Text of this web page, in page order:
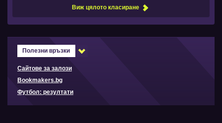
Виж цялото класиране
Полезни връзки
Сайтове за залози
Bookmakers.bg
Футбол: резултати